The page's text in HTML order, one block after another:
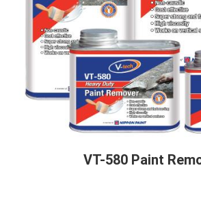
VT-580 Paint